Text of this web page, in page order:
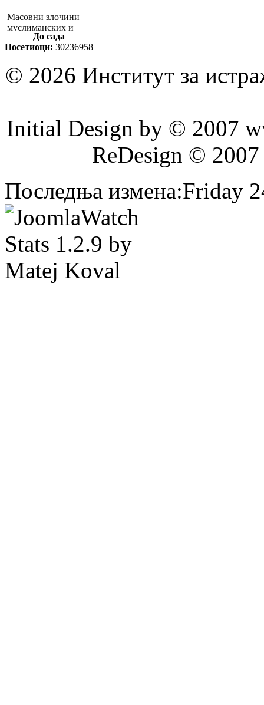
Масовни злочини
муслиманских и
хрватских снага
1992–1995. у БиХ
До сада
Посетиоци: 30236958
© 2026 Институт за
Initial Design by © 2007
ReDesign ©
Последња измена:Friday